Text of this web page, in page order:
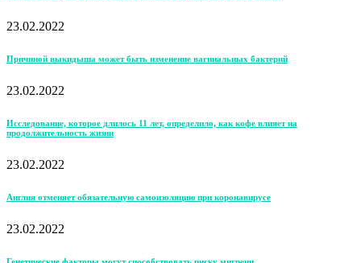
23.02.2022
Причиной выкидыша может быть изменение вагинальных бактерий
23.02.2022
Исследование, которое длилось 11 лет, определило, как кофе влияет на
продолжительность жизни
23.02.2022
Англия отменяет обязательную самоизоляцию при коронавирусе
23.02.2022